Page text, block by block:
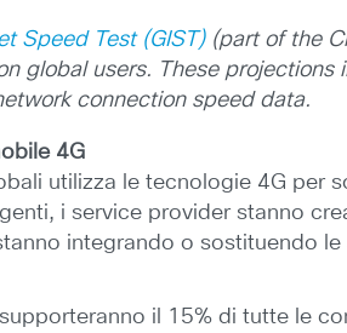
Speed Test (GIST)(part of the
global users. These
connection speed data.
4G
utilizza le tecnologie 4G per
i service provider stanno
integrando o sostituendo
il 15% di tutte le